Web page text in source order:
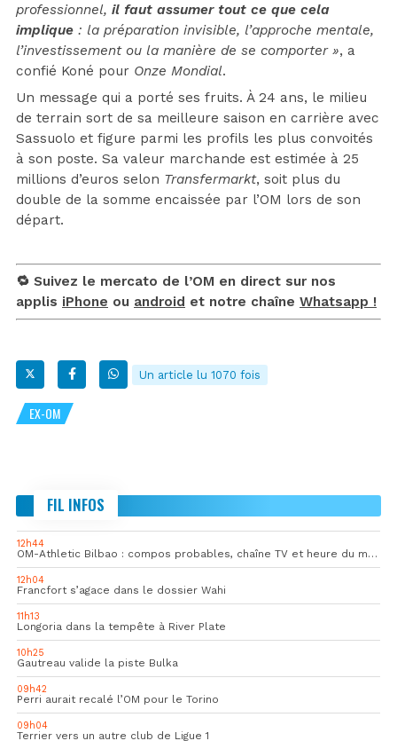
professionnel, il faut assumer tout ce que cela
implique : la préparation invisible, l’approche mentale,
l’investissement ou la manière de se comporter », a
confié Koné pour Onze Mondial.
Un message qui a porté ses fruits. À 24 ans, le milieu
de terrain sort de sa meilleure saison en carrière avec
Sassuolo et figure parmi les profils les plus convoités
à son poste. Sa valeur marchande est estimée à 25
millions d’euros selon Transfermarkt, soit plus du
double de la somme encaissée par l’OM lors de son
départ.
🔁 Suivez le mercato de l’OM en direct sur nos
applis iPhone ou android et notre chaîne Whatsapp !
Un article lu 1070 fois
EX-OM
FIL INFOS
12h44
OM-Athletic Bilbao : compos probables, chaîne TV et heure du match
12h04
Francfort s’agace dans le dossier Wahi
11h13
Longoria dans la tempête à River Plate
10h25
Gautreau valide la piste Bulka
09h42
Perri aurait recalé l’OM pour le Torino
09h04
Terrier vers un autre club de Ligue 1